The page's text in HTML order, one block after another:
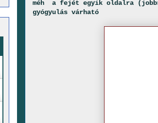
méh a fejét egyik oldalra
gyógyulás várható